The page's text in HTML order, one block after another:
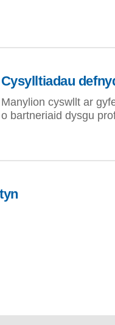
Cysylltiadau
Manylion cyswllt ar
o bartneriaid dysgu